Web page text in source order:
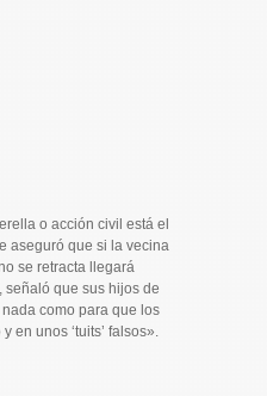
o acción civil está el
aseguró que si la vecina
se retracta llegará
señaló que sus hijos de
como para que los
en unos ‘tuits’ falsos».